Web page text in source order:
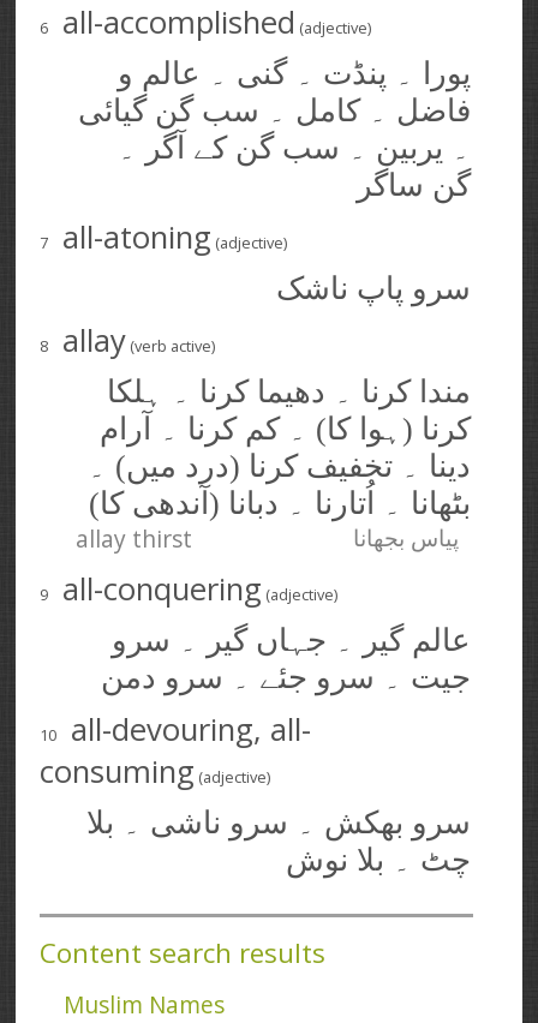
6 all-accomplished (adjective)
پورا ۔ پنڈت ۔ گنی ۔ عالم و
فاضل ۔ کامل ۔ سب گن گیائی
۔ یربین ۔ سب گن کے آگر ۔
گن ساگر
7 all-atoning (adjective)
سرو پاپ ناشک
8 allay (verb active)
مندا کرنا ۔ دھیما کرنا ۔ ہلکا
کرنا (ہوا کا) ۔ کم کرنا ۔ آرام
دینا ۔ تخفیف کرنا (درد میں) ۔
بٹھانا ۔ اُتارنا ۔ دبانا (آندھی کا)
allay thirst پیاس بجھانا
9 all-conquering (adjective)
عالم گیر ۔ جہاں گیر ۔ سرو
جیت ۔ سرو جئے ۔ سرو دمن
10 all-devouring, all-
consuming (adjective)
سرو بھکش ۔ سرو ناشی ۔ بلا
چٹ ۔ بلا نوش
Content search results
Muslim Names